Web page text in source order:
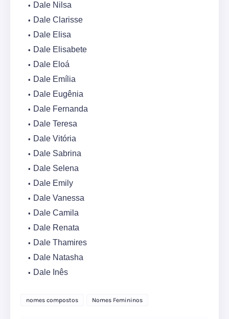
Dale Nilsa
Dale Clarisse
Dale Elisa
Dale Elisabete
Dale Eloá
Dale Emília
Dale Eugênia
Dale Fernanda
Dale Teresa
Dale Vitória
Dale Sabrina
Dale Selena
Dale Emily
Dale Vanessa
Dale Camila
Dale Renata
Dale Thamires
Dale Natasha
Dale Inês
nomes compostos Nomes Femininos